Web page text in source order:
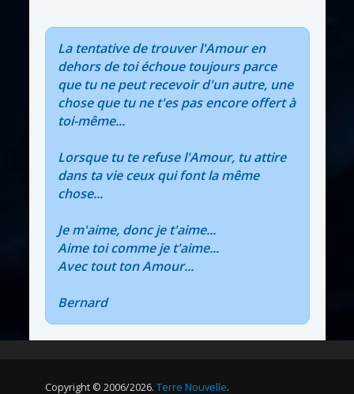
La tentative de trouver l'Amour en
dehors de toi échoue toujours parce
que tu ne peut recevoir d'un autre, une
chose que tu ne t'es pas encore offert à
toi-même...
Lorsque tu te refuse l'Amour, tu attire
dans ta vie ceux qui font la même
chose...
Je m'aime, donc je t'aime...
Aime toi comme je t'aime...
Avec tout ton Amour...
Bernard
Copyright © 2006/2026. Terre Nouvelle.